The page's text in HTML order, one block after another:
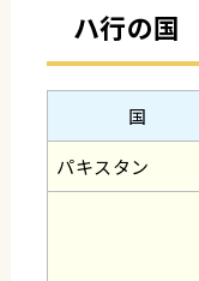
ハ行の国
国
パキスタン